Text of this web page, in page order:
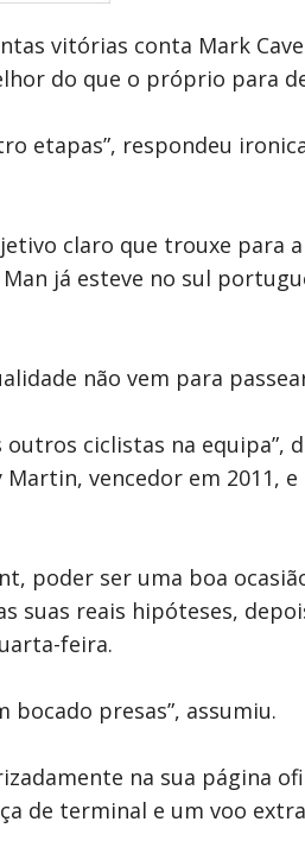
vitórias conta Mark
do que o próprio para
etapas”, respondeu
claro que trouxe para
já esteve no sul
não vem para
ciclistas na equipa”,
vencedor em 2011, e
poder ser uma boa
suas reais hipóteses,
feira.
presas”, assumiu.
na sua página
de terminal e um voo